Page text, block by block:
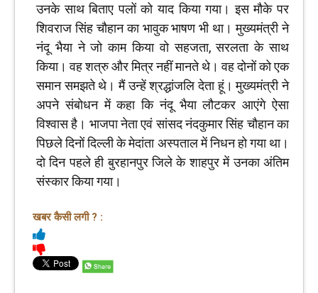
उनके साथ बिताए पलों को याद किया गया। इस मौके पर
शिवराज सिंह चौहान का भावुक भाषण भी था। मुख्यमंत्री ने
नंदू भैया ने जो काम किया वो सहजता, सरलता के साथ
किया। वह शत्रु और मित्र नहीं मानते थे। वह दोनों को एक
समान समझते थे। मैं उन्हें श्रद्धांजलि देता हूं। मुख्यमंत्री ने
अपने संबोधन में कहा कि नंदू भैया लौटकर आएंगे ऐसा
विश्वास है। भाजपा नेता एवं सांसद नंदकुमार सिंह चौहान का
पिछले दिनों दिल्ली के मेदांता अस्पताल में निधन हो गया था।
दो दिन पहले ही बुरहानपुर जिले के शाहपुर में उनका अंतिम
संस्कार किया गया।
खबर कैसी लगी ? :